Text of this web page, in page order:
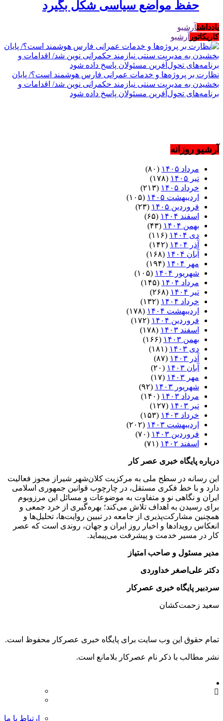
حفظ مواضع سیاسی شکل بگیرد
یادداشتآرشیو
کاریکاتور آرشیو
نظارت بر پروژه‌ها و خدمات عمرانی فارس هوشمند است؟/ پایان
بخشیدن به مدیریت سنتی نیازمند حکمرانی نوین شد/ اقدامات و
برنامه‌های تحول‌آفرین مسئولان پاسخ داده شود
آرشیو روزانه
مرداد ۱۴۰۵
(۸۰)
تیر ۱۴۰۵
(۱۷۸)
خرداد ۱۴۰۵
(۲۱۳)
اردیبهشت ۱۴۰۵
(۱۰۵)
فروردین ۱۴۰۵
(۲۳)
اسفند ۱۴۰۴
(۶۵)
بهمن ۱۴۰۴
(۴۳)
دی ۱۴۰۴
(۱۱۶)
آذر ۱۴۰۴
(۱۴۲)
آبان ۱۴۰۴
(۱۶۸)
مهر ۱۴۰۴
(۱۹۴)
شهریور ۱۴۰۴
(۱۰۵)
مرداد ۱۴۰۴
(۱۴۵)
تیر ۱۴۰۴
(۲۶۸)
خرداد ۱۴۰۴
(۱۳۲)
اردیبهشت ۱۴۰۴
(۱۷۸)
فروردین ۱۴۰۴
(۱۷۲)
اسفند ۱۴۰۳
(۱۷۸)
بهمن ۱۴۰۳
(۱۶۶)
دی ۱۴۰۳
(۱۸۱)
آذر ۱۴۰۳
(۸۷)
آبان ۱۴۰۳
(۲۰)
مهر ۱۴۰۳
(۱۷)
شهریور ۱۴۰۳
(۹۲)
مرداد ۱۴۰۳
(۱۴۰)
تیر ۱۴۰۳
(۱۲۷)
خرداد ۱۴۰۳
(۱۵۳)
اردیبهشت ۱۴۰۳
(۲۰۲)
فروردین ۱۴۰۳
(۷۰)
اسفند ۱۴۰۲
(۷۱)
درباره پایگاه خبری عصر کار
این رسانه در سطح ملی به مرکزیت کلان‌شهر شیراز مجوز فعالیت
دارد و با خط فکری مستقل، در چارچوب قوانین جمهوری اسلامی
ایران و نگاهی نو و متفاوت به موضوعات ‌و مسائل این مرزوبوم
برای رسیدن به اهداف تلاش می‌کند؛ بهره‌گیری از خرد جمعی و
همچنین مشارکت‌پذیری از جامعه در تبیین روایت‌ها، تحلیل‌ها و
انعکاس رویدادها و اخبار روز ایران و جهان، روندی است که عصر
کار در مسیر خدمت و پیشرفت می‌پیماید.
مدیر مسئول و صاحب امتیاز
دکتر علی‌اصغر خداوردی
سردبیر پایگاه خبری عصرکار
سعید زحمت‌کشان
تمام حقوق این وب سایت برای پایگاه خبری عصرکار محفوظ است.
نشر مطالب با ذکر نام عصرکار بلامانع است.
ارتباط با ما